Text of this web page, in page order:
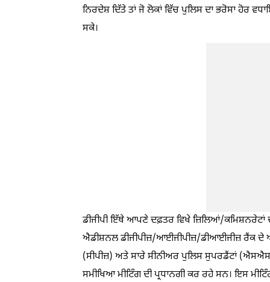
ਨਿਰਦੇਸ਼ ਦਿੱਤੇ ਤਾਂ ਜੋ ਲੋਕਾਂ ਵਿੱਚ ਪੁਲਿਸ ਦਾ ਭਰੋਸਾ ਹੋਰ
ਸਕੇ।
ਡੀਜੀਪੀ ਇੱਥੇ ਆਪਣੇ ਦਫ਼ਤਰ ਵਿਖੇ ਜ਼ਿਲਿਆਂ/ਕਮਿਸ਼ਨਰੇਟਾਂ
ਐਡੀਸ਼ਨਲ ਡੀਜੀਪੀਜ਼/ਆਈਜੀਪੀਜ਼/ਡੀਆਈਜੀਜ਼ ਰੈਂਕ ਦੇ
(ਸੀਪੀਜ਼) ਅਤੇ ਸਾਰੇ ਸੀਨੀਅਰ ਪੁਲਿਸ ਸੁਪਰਡੈਂਟਾਂ
ਸਮੀਖਿਆ ਮੀਟਿੰਗ ਦੀ ਪ੍ਰਧਾਨਗੀ ਕਰ ਰਹੇ ਸਨ। ਇਸ